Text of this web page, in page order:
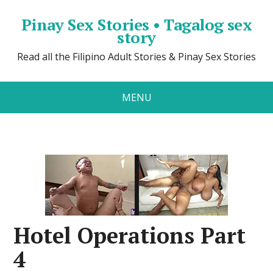
Pinay Sex Stories • Tagalog sex
story
Read all the Filipino Adult Stories & Pinay Sex Stories
MENU
Hotel Operations Part
4